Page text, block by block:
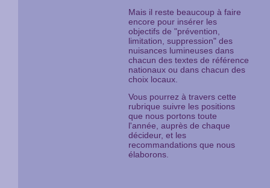
Mais il reste beaucoup à faire
encore pour insérer les
objectifs de "prévention,
limitation, suppression" des
nuisances lumineuses dans
chacun des textes de référence
nationaux ou dans chacun des
choix locaux.
Vous pourrez à travers cette
rubrique suivre les positions
que nous portons toute
l'année, auprès de chaque
décideur, et les
recommandations que nous
élaborons.